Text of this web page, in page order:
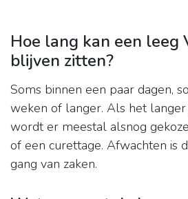
Hoe lang kan een leeg
blijven zitten?
Soms binnen een paar dagen,
weken of langer. Als het langer
wordt er meestal alsnog
of een curettage. Afwachten is
gang van zaken.